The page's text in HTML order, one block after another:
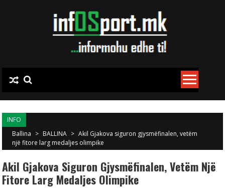
INFO
Ballina > BALLINA > Akil Gjakova siguron gjysmëfinalen, vetëm
një fitore larg medaljes olimpike
Akil Gjakova Siguron Gjysmëfinalen, Vetëm Një
Fitore Larg Medaljes Olimpike